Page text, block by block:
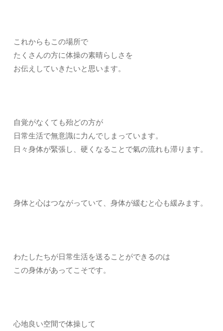
これからもこの場所で
たくさんの方に体操の素晴らしさを
お伝えしていきたいと思います。
自覚がなくても殆どの方が
日常生活で無意識に力んでしまっています。
日々身体が緊張し、硬くなることで氣の流れも滞ります。
身体と心はつながっていて、身体が緩むと心も緩みます。
わたしたちが日常生活を送ることができるのは
この身体があってこそです。
心地良い空間で体操して